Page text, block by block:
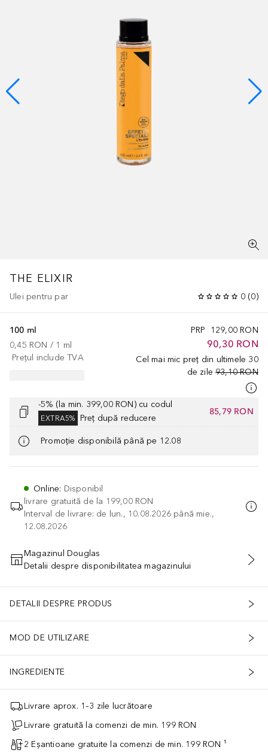
THE ELIXIR
Ulei pentru par 0 (0)
PRP 129,00 RON
90,30 RON
Cel mai mic preț din ultimele 30
de zile 93,10 RON
100 ml
0,45 RON / 1 ml
Prețul include TVA
-5% (la min. 399,00 RON) cu codul
EXTRA5% Preț după reducere
85,79 RON
Promoție disponibilă până pe 12.08
Online: Disponibil
livrare gratuită de la 199,00 RON
Interval de livrare: de lun., 10.08.2026 până mie.,
12.08.2026
ADĂUGAȚI ÎN COŞ
Magazinul Douglas
Detalii despre disponibilitatea magazinului
DETALII DESPRE PRODUS
MOD DE UTILIZARE
INGREDIENTE
Livrare aprox. 1–3 zile lucrătoare
Livrare gratuită la comenzi de min. 199 RON
2 Eșantioane gratuite la comenzi de min. 199 RON ¹